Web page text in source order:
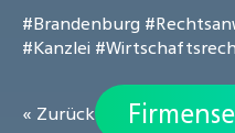
#Brandenburg
#Kanzlei
« Zurück